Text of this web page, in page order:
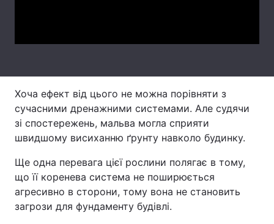
Тема оформлення
Хоча ефект від цього не можна порівняти з
сучасними дренажними системами. Але судячи
зі спостережень, мальва могла сприяти
швидшому висиханню ґрунту навколо будинку.
Ще одна перевага цієї рослини полягає в тому,
що її коренева система не поширюється
агресивно в сторони, тому вона не становить
загрози для фундаменту будівлі.